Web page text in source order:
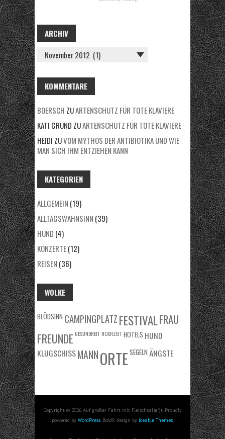
ARCHIV
A
R
H
I
V
KOMMENTARE
BOERSCH ZUARTENSCHUTZ FÜR TOTE KLAVIERE
KATI GRUND ZUARTENSCHUTZ FÜR TOTE KLAVIERE
HEIDI ZUVOM MYTHOS DER ANTIBIOTIKA UND WIE
MAN SICH IHM ENTZIEHEN KANN
KATEGORIEN
ALLGEMEIN (19)
ALLTAGSWAHNSINN (39)
HUND (4)
KONZERTE(12)
REISEN (36)
WOLKE
BLÖDSINN CAMPINGPLATZFESTIVALFRAU
FREUNDE GESUNDHEIT HOCHZEITHOTELS HUND
KLUGSCHISSMANNORTE SEGELN ÄNGSTE
Copyright © 2026 Auf großer Fahrt mit Fleischsala(r)t. Proudly
powered by WordPress. BoldR design by Iceable Themes.